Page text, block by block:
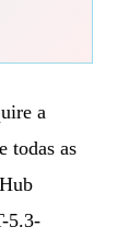
a
todas as
5.3-